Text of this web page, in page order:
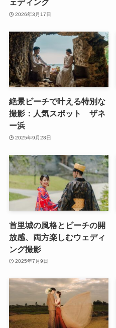
ェディング
2026年3月17日
絶景ビーチで叶える特別な
撮影：人気スポット ザネ
ー浜
2025年9月28日
首里城の風格とビーチの開
放感、両方楽しむウェディ
ング撮影
2025年7月9日